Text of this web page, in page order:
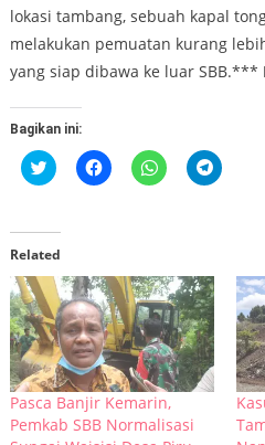
lokasi tambang, sebuah kapal
melakukan pemuatan kurang
yang siap dibawa ke luar SBB.***
Bagikan ini:
Klik
untuk
di
jendela
yang
baru)
Klik
untuk
baru)
Klik
untuk
baru)
Klik
untuk
baru)
Related
Pasca Banjir Kemarin,
Pemkab SBB Normalisasi